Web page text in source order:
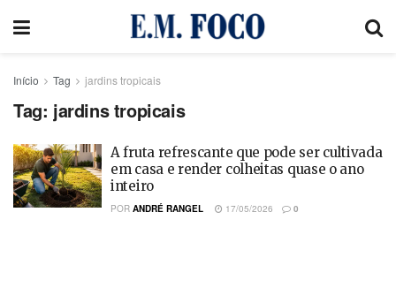
Início Tag jardins tropicais
Tag: jardins tropicais
A fruta refrescante que pode ser cultivada
em casa e render colheitas quase o ano
inteiro
POR ANDRÉ RANGEL 17/05/2026 0